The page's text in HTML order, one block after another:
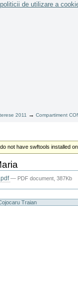
politicii de utilizare a
2011 →Compartiment
not have swftools installed
— PDF document, 387Kb
Traian